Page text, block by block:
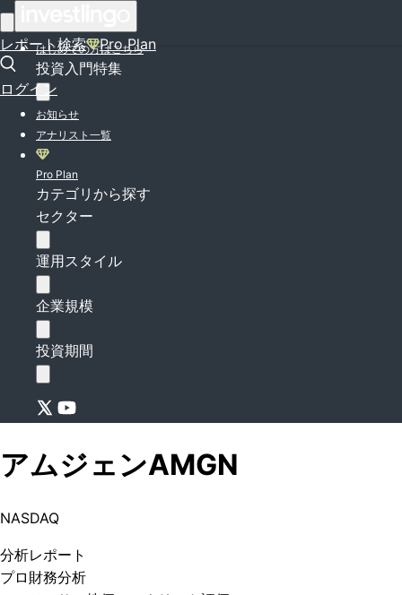
レポート検索 Pro Plan
ログイン
はじめての方はこちら
投資入門特集
お知らせ
アナリスト一覧
Pro Plan
カテゴリから探す
セクター
運用スタイル
企業規模
投資期間
アムジェンAMGN
NASDAQ
分析レポート
プロ 財務分析